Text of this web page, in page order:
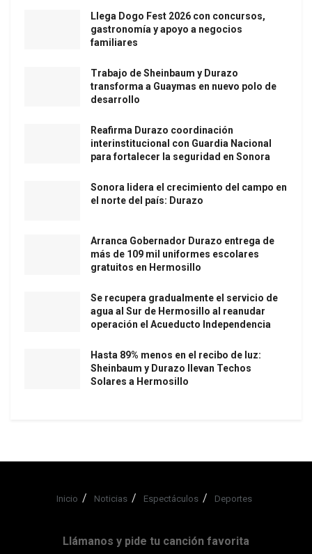
Llega Dogo Fest 2026 con concursos,
gastronomía y apoyo a negocios
familiares
Trabajo de Sheinbaum y Durazo
transforma a Guaymas en nuevo polo de
desarrollo
Reafirma Durazo coordinación
interinstitucional con Guardia Nacional
para fortalecer la seguridad en Sonora
Sonora lidera el crecimiento del campo en
el norte del país: Durazo
Arranca Gobernador Durazo entrega de
más de 109 mil uniformes escolares
gratuitos en Hermosillo
Se recupera gradualmente el servicio de
agua al Sur de Hermosillo al reanudar
operación el Acueducto Independencia
Hasta 89% menos en el recibo de luz:
Sheinbaum y Durazo llevan Techos
Solares a Hermosillo
Inicio Noticias Espectáculos Deportes
Llámanos y pide tu canción favorita